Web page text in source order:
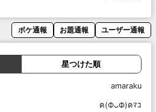
ボケ通報 お題通報 ユーザー通報
星つけた順
amaraku
ฅ(ФᴗФ)ฅﾏｺ